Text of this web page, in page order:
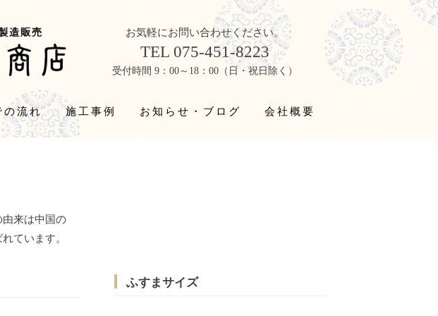
お気軽にお問い合わせください。
TEL 075-451-8223
受付時間 9：00～18：00（日・祝日除く）
の流れ 施工事例 お知らせ・ブログ 会社概要
来は中国の
れています。
ふすまサイズ